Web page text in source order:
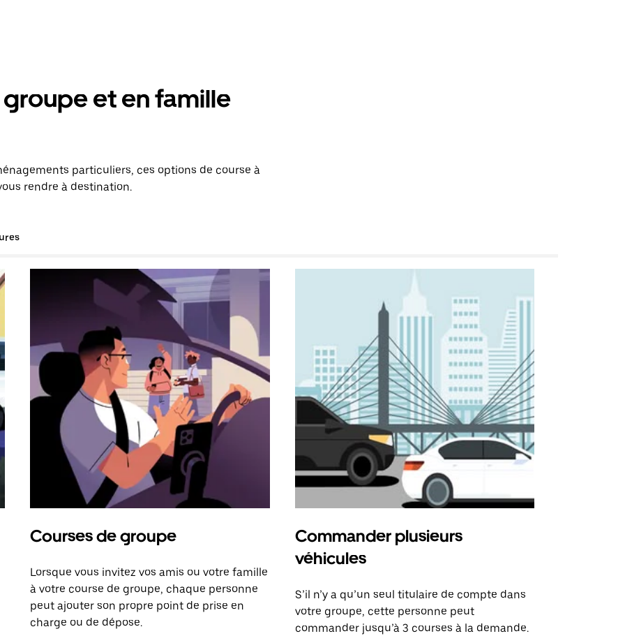
et en famille
particuliers, ces options de course à
rendre à destination.
Courses de groupe
Lorsque vous invitez vos amis ou votre famille
à votre course de groupe, chaque personne
peut ajouter son propre point de prise en
charge ou de dépose.
Commander plusieurs
véhicules
S’il n’y a qu’un seul titulaire de compte dans
votre groupe, cette personne peut
commander jusqu’à 3 courses à la demande.